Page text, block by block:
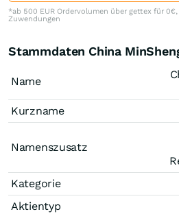
*ab 500 EUR Ordervolumen über gettex für
Zuwendungen
Stammdaten China
Name
Kurzname
Namenszusatz
Kategorie
Aktientyp